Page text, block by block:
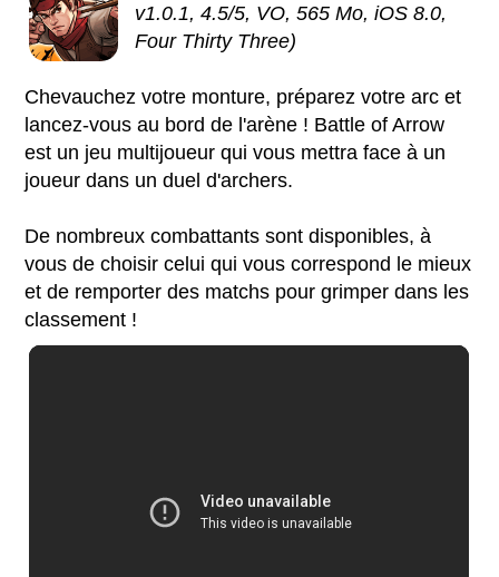
v1.0.1, 4.5/5, VO, 565 Mo, iOS 8.0,
Four Thirty Three)
Chevauchez votre monture, préparez votre arc et
lancez-vous au bord de l'arène ! Battle of Arrow
est un jeu multijoueur qui vous mettra face à un
joueur dans un duel d'archers.
De nombreux combattants sont disponibles, à
vous de choisir celui qui vous correspond le mieux
et de remporter des matchs pour grimper dans les
classement !